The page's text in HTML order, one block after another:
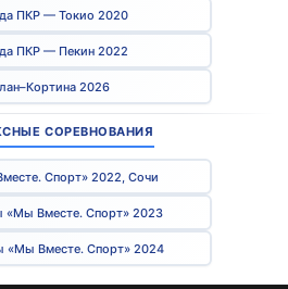
ПКР — Токио 2020
ПКР — Пекин 2022
2026
СОРЕВНОВАНИЯ
Спорт» 2022, Сочи
«Мы Вместе. Спорт» 2023
«Мы Вместе. Спорт» 2024